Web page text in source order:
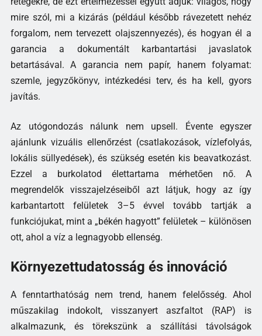
mire szól, mi a kizárás (például később rávezetett nehéz
forgalom, nem tervezett olajszennyezés), és hogyan él a
garancia a dokumentált karbantartási javaslatok
betartásával. A garancia nem papír, hanem folyamat:
szemle, jegyzőkönyv, intézkedési terv, és ha kell, gyors
javítás.
Az utógondozás nálunk nem upsell. Évente egyszer
ajánlunk vizuális ellenőrzést (csatlakozások, vízlefolyás,
lokális süllyedések), és szükség esetén kis beavatkozást.
Ezzel a burkolatod élettartama mérhetően nő. A
megrendelők visszajelzéseiből azt látjuk, hogy az így
karbantartott felületek 3–5 évvel tovább tartják a
funkciójukat, mint a „békén hagyott” felületek – különösen
ott, ahol a víz a legnagyobb ellenség.
Környezettudatosság és innováció
A fenntarthatóság nem trend, hanem felelősség. Ahol
műszakilag indokolt, visszanyert aszfaltot (RAP) is
alkalmazunk, és törekszünk a szállítási távolságok